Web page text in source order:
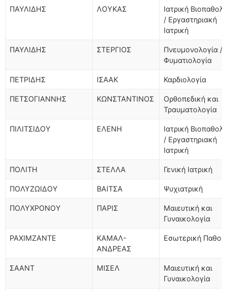
ΠΑΥΛΙΔΗΣ ΛΟΥΚΑΣ
Ιατρική
/ Εργαστηριακή
Ιατρική
ΠΑΥΛΙΔΗΣ ΣΤΕΡΓΙΟΣ
Πνευμονολογία /
Φυματιολογία
ΠΕΤΡΙΔΗΣ ΙΣΑΑΚ Καρδιολογία
ΠΕΤΣΟΓΙΑΝΝΗΣ ΚΩΝΣΤΑΝΤΙΝΟΣ
Ορθοπεδική και
Τραυματολογία
ΠΙΛΙΤΣΙΔΟΥ ΕΛΕΝΗ
Ιατρική
/ Εργαστηριακή
Ιατρική
ΠΟΛΙΤΗ ΣΤΕΛΛΑ Γενική Ιατρική
ΠΟΛΥΖΩΙΔΟΥ ΒΑΙΤΣΑ Ψυχιατρική
ΠΟΛΥΧΡΟΝΟΥ ΠΑΡΙΣ
Μαιευτική και
Γυναικολογία
ΡΑΧΙΜΖΑΝΤΕ
ΚΑΜΑΛ-
ΑΝΔΡΕΑΣ
Εσωτερική
ΣΑΑΝΤ ΜΙΣΕΛ
Μαιευτική και
Γυναικολογία